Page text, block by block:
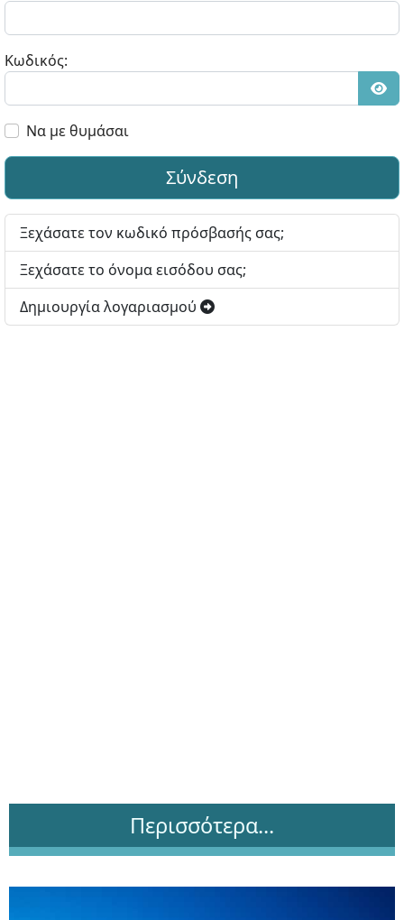
Κωδικός:
Να με θυμάσαι
Σύνδεση
Ξεχάσατε τον κωδικό πρόσβασής σας;
Ξεχάσατε το όνομα εισόδου σας;
Δημιουργία λογαριασμού
Περισσότερα...